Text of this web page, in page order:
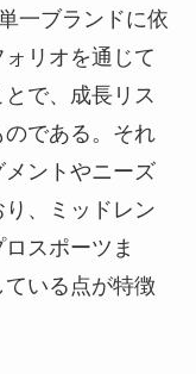
一ブランドに依
リオを通じて
で、成長リス
である。それ
ントやニーズ
、ミッドレン
スポーツま
いる点が特徴